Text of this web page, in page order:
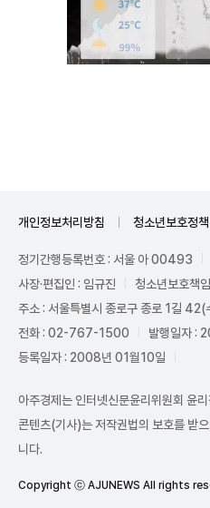
개인정보처리방침 청소년보호정책
정기간행등록번호 : 서울 아 00493
사장·편집인 : 임규진
청소년보호책
주소 : 서울특별시 종로구 종로 1길
전화 : 02-767-1500
발행일자 :
등록일자 : 2008년 01월10일
아주경제는 인터넷신문윤리위원회 윤
콘텐츠(기사)는 저작권법의 보호를 받
니다.
Copyright ⓒ AJUNEWS All rights